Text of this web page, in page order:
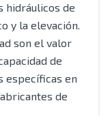
hidráulicos de
y la elevación.
son el valor
de
específicas en
de